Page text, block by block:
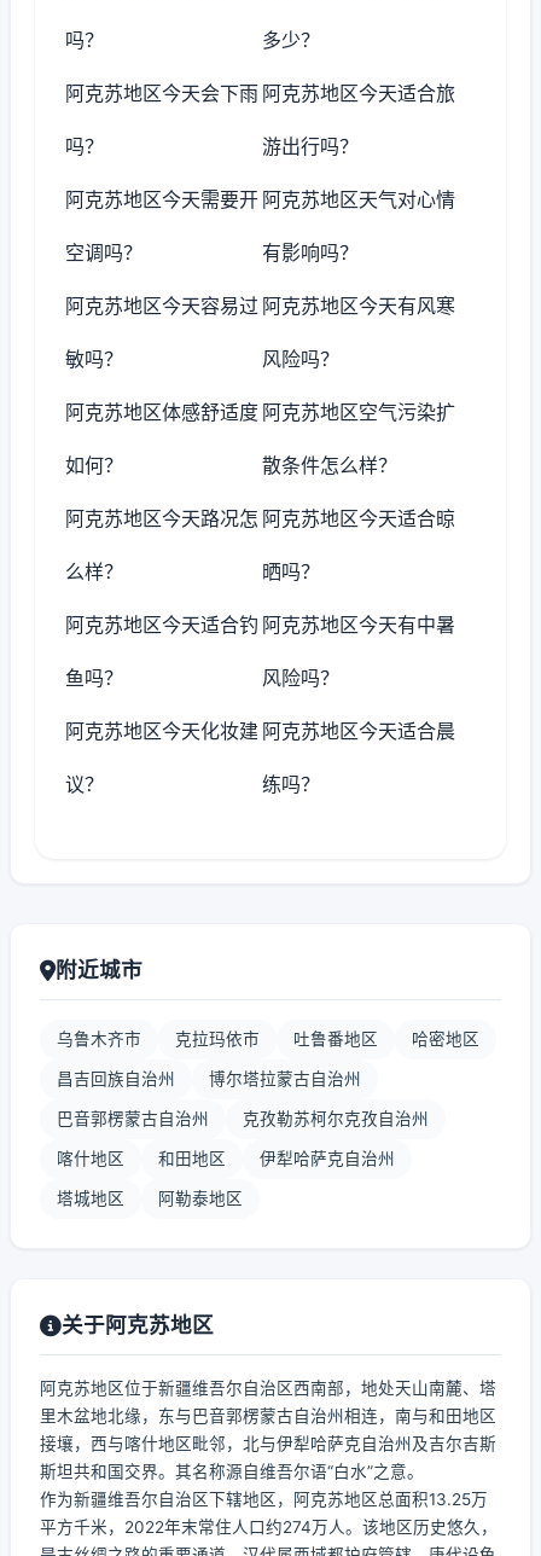
吗？ 多少？
阿克苏地区今天会下雨
吗？
阿克苏地区今天适合旅
游出行吗？
阿克苏地区今天需要开
空调吗？
阿克苏地区天气对心情
有影响吗？
阿克苏地区今天容易过
敏吗？
阿克苏地区今天有风寒
风险吗？
阿克苏地区体感舒适度
如何？
阿克苏地区空气污染扩
散条件怎么样？
阿克苏地区今天路况怎
么样？
阿克苏地区今天适合晾
晒吗？
阿克苏地区今天适合钓
鱼吗？
阿克苏地区今天有中暑
风险吗？
阿克苏地区今天化妆建
议？
阿克苏地区今天适合晨
练吗？
附近城市
乌鲁木齐市 克拉玛依市 吐鲁番地区 哈密地区
昌吉回族自治州 博尔塔拉蒙古自治州
巴音郭楞蒙古自治州 克孜勒苏柯尔克孜自治州
喀什地区 和田地区 伊犁哈萨克自治州
塔城地区 阿勒泰地区
关于阿克苏地区
阿克苏地区位于新疆维吾尔自治区西南部，地处天山南麓、塔
里木盆地北缘，东与巴音郭楞蒙古自治州相连，南与和田地区
接壤，西与喀什地区毗邻，北与伊犁哈萨克自治州及吉尔吉斯
斯坦共和国交界。其名称源自维吾尔语“白水”之意。
作为新疆维吾尔自治区下辖地区，阿克苏地区总面积13.25万
平方千米，2022年末常住人口约274万人。该地区历史悠久，